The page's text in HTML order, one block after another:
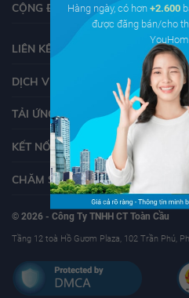
CỘNG ĐỒNG YOUHOMERS
LIÊN KẾT
DỊCH VỤ KHÁCH HÀNG
TẢI ỨNG DỤNG YOUHOMES
KẾT NỐI VỚI YOUHOMES
CHĂM SÓC KHÁCH HÀNG
© 2026 - Công Ty TNHH CT Toàn Cầu
Tầng 12 toà Hồ Gươm Plaza, 102 Trần Phú,
Hàng ngày, có hơn +2.600
được đăng bán/cho